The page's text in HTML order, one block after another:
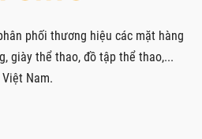
phối thương hiệu các mặt hàng
giày thể thao, đồ tập thể thao,...
Nam.